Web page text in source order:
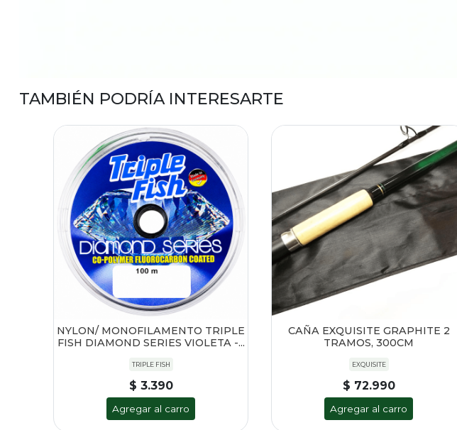
TAMBIÉN PODRÍA INTERESARTE
NYLON/ MONOFILAMENTO TRIPLE
FISH DIAMOND SERIES VIOLETA -...
TRIPLE FISH
$ 3.390
Agregar al carro
CAÑA EXQUISITE GRAPHITE 2
TRAMOS, 300CM
EXQUISITE
$ 72.990
Agregar al carro